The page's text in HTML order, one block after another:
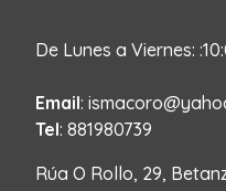
De Lunes a Viernes:
Email:
Tel: 881980739
Rúa O Rollo, 29,